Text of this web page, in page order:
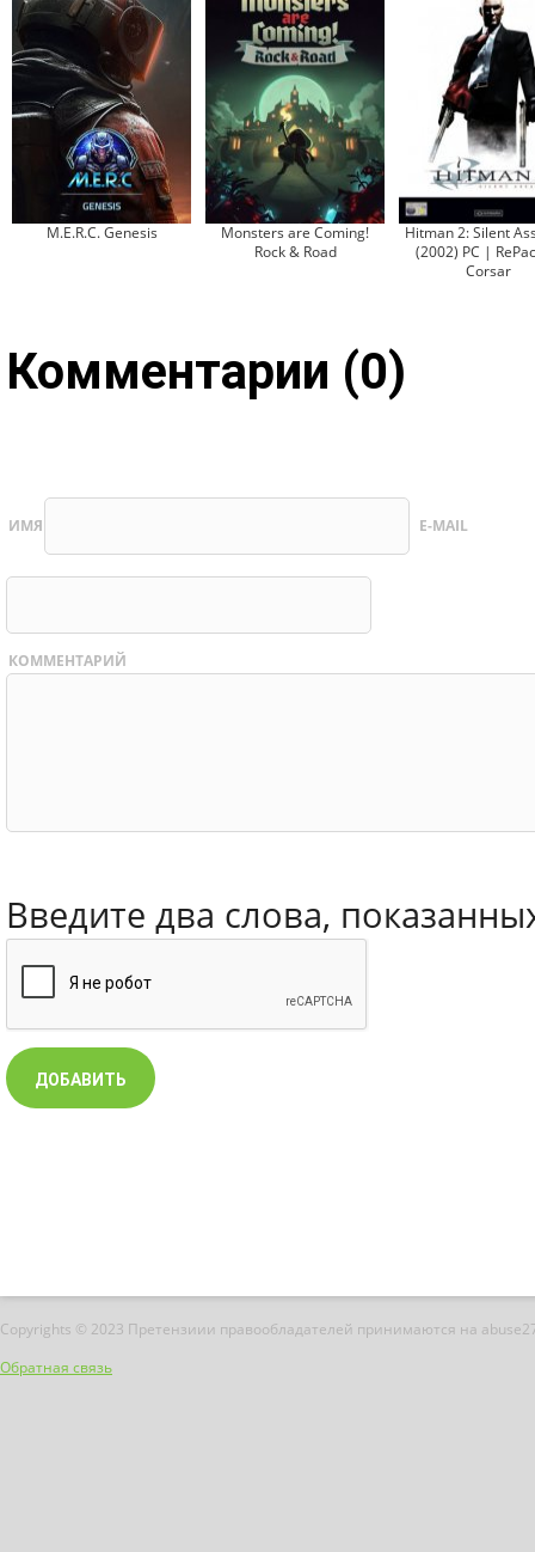
M.E.R.C. Genesis
Monsters are Coming!
Rock & Road
Hitman 2: Silent
(2002) PC |
Corsar
Комментарии (0)
ИМЯ E-MAIL
КОММЕНТАРИЙ
Введите два слова,
Copyrights © 2023 Претензиии правообладателей принимаются на
Обратная связь